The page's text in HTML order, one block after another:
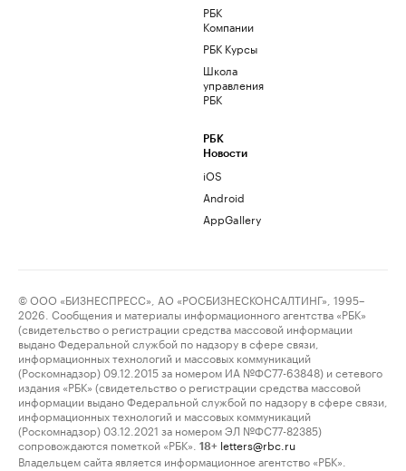
РБК
Компании
РБК Курсы
Школа
управления
РБК
РБК
Новости
iOS
Android
AppGallery
© ООО «БИЗНЕСПРЕСС», АО «РОСБИЗНЕСКОНСАЛТИНГ», 1995–
2026. Сообщения и материалы информационного агентства «РБК»
(свидетельство о регистрации средства массовой информации
выдано Федеральной службой по надзору в сфере связи,
информационных технологий и массовых коммуникаций
(Роскомнадзор) 09.12.2015 за номером ИА №ФС77-63848) и сетевого
издания «РБК» (свидетельство о регистрации средства массовой
информации выдано Федеральной службой по надзору в сфере связи,
информационных технологий и массовых коммуникаций
(Роскомнадзор) 03.12.2021 за номером ЭЛ №ФС77-82385)
сопровождаются пометкой «РБК».
18+ letters@rbc.ru
Владельцем сайта является информационное агентство «РБК».